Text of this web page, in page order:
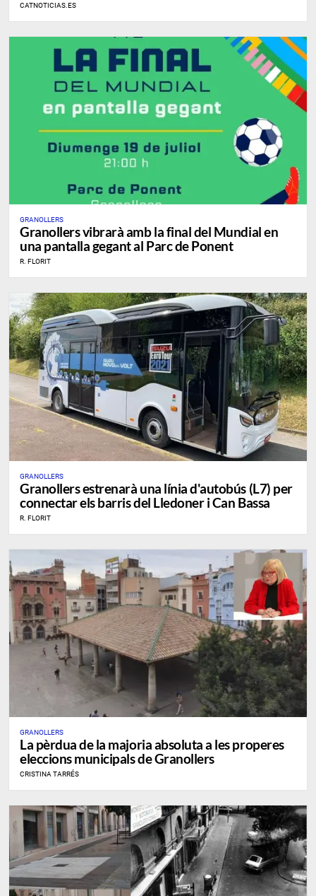
CATNOTICIAS.ES
GRANOLLERS
Granollers vibrarà amb la final del Mundial en
una pantalla gegant al Parc de Ponent
R. FLORIT
GRANOLLERS
Granollers estrenarà una línia d'autobús (L7) per
connectar els barris del Lledoner i Can Bassa
R. FLORIT
GRANOLLERS
​La pèrdua de la majoria absoluta a les properes
eleccions municipals de Granollers
CRISTINA TARRÉS